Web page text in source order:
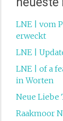
LNE | vom
erweckt
LNE |
LNE | of a
in Worten
Neue Liebe
Raakmoor